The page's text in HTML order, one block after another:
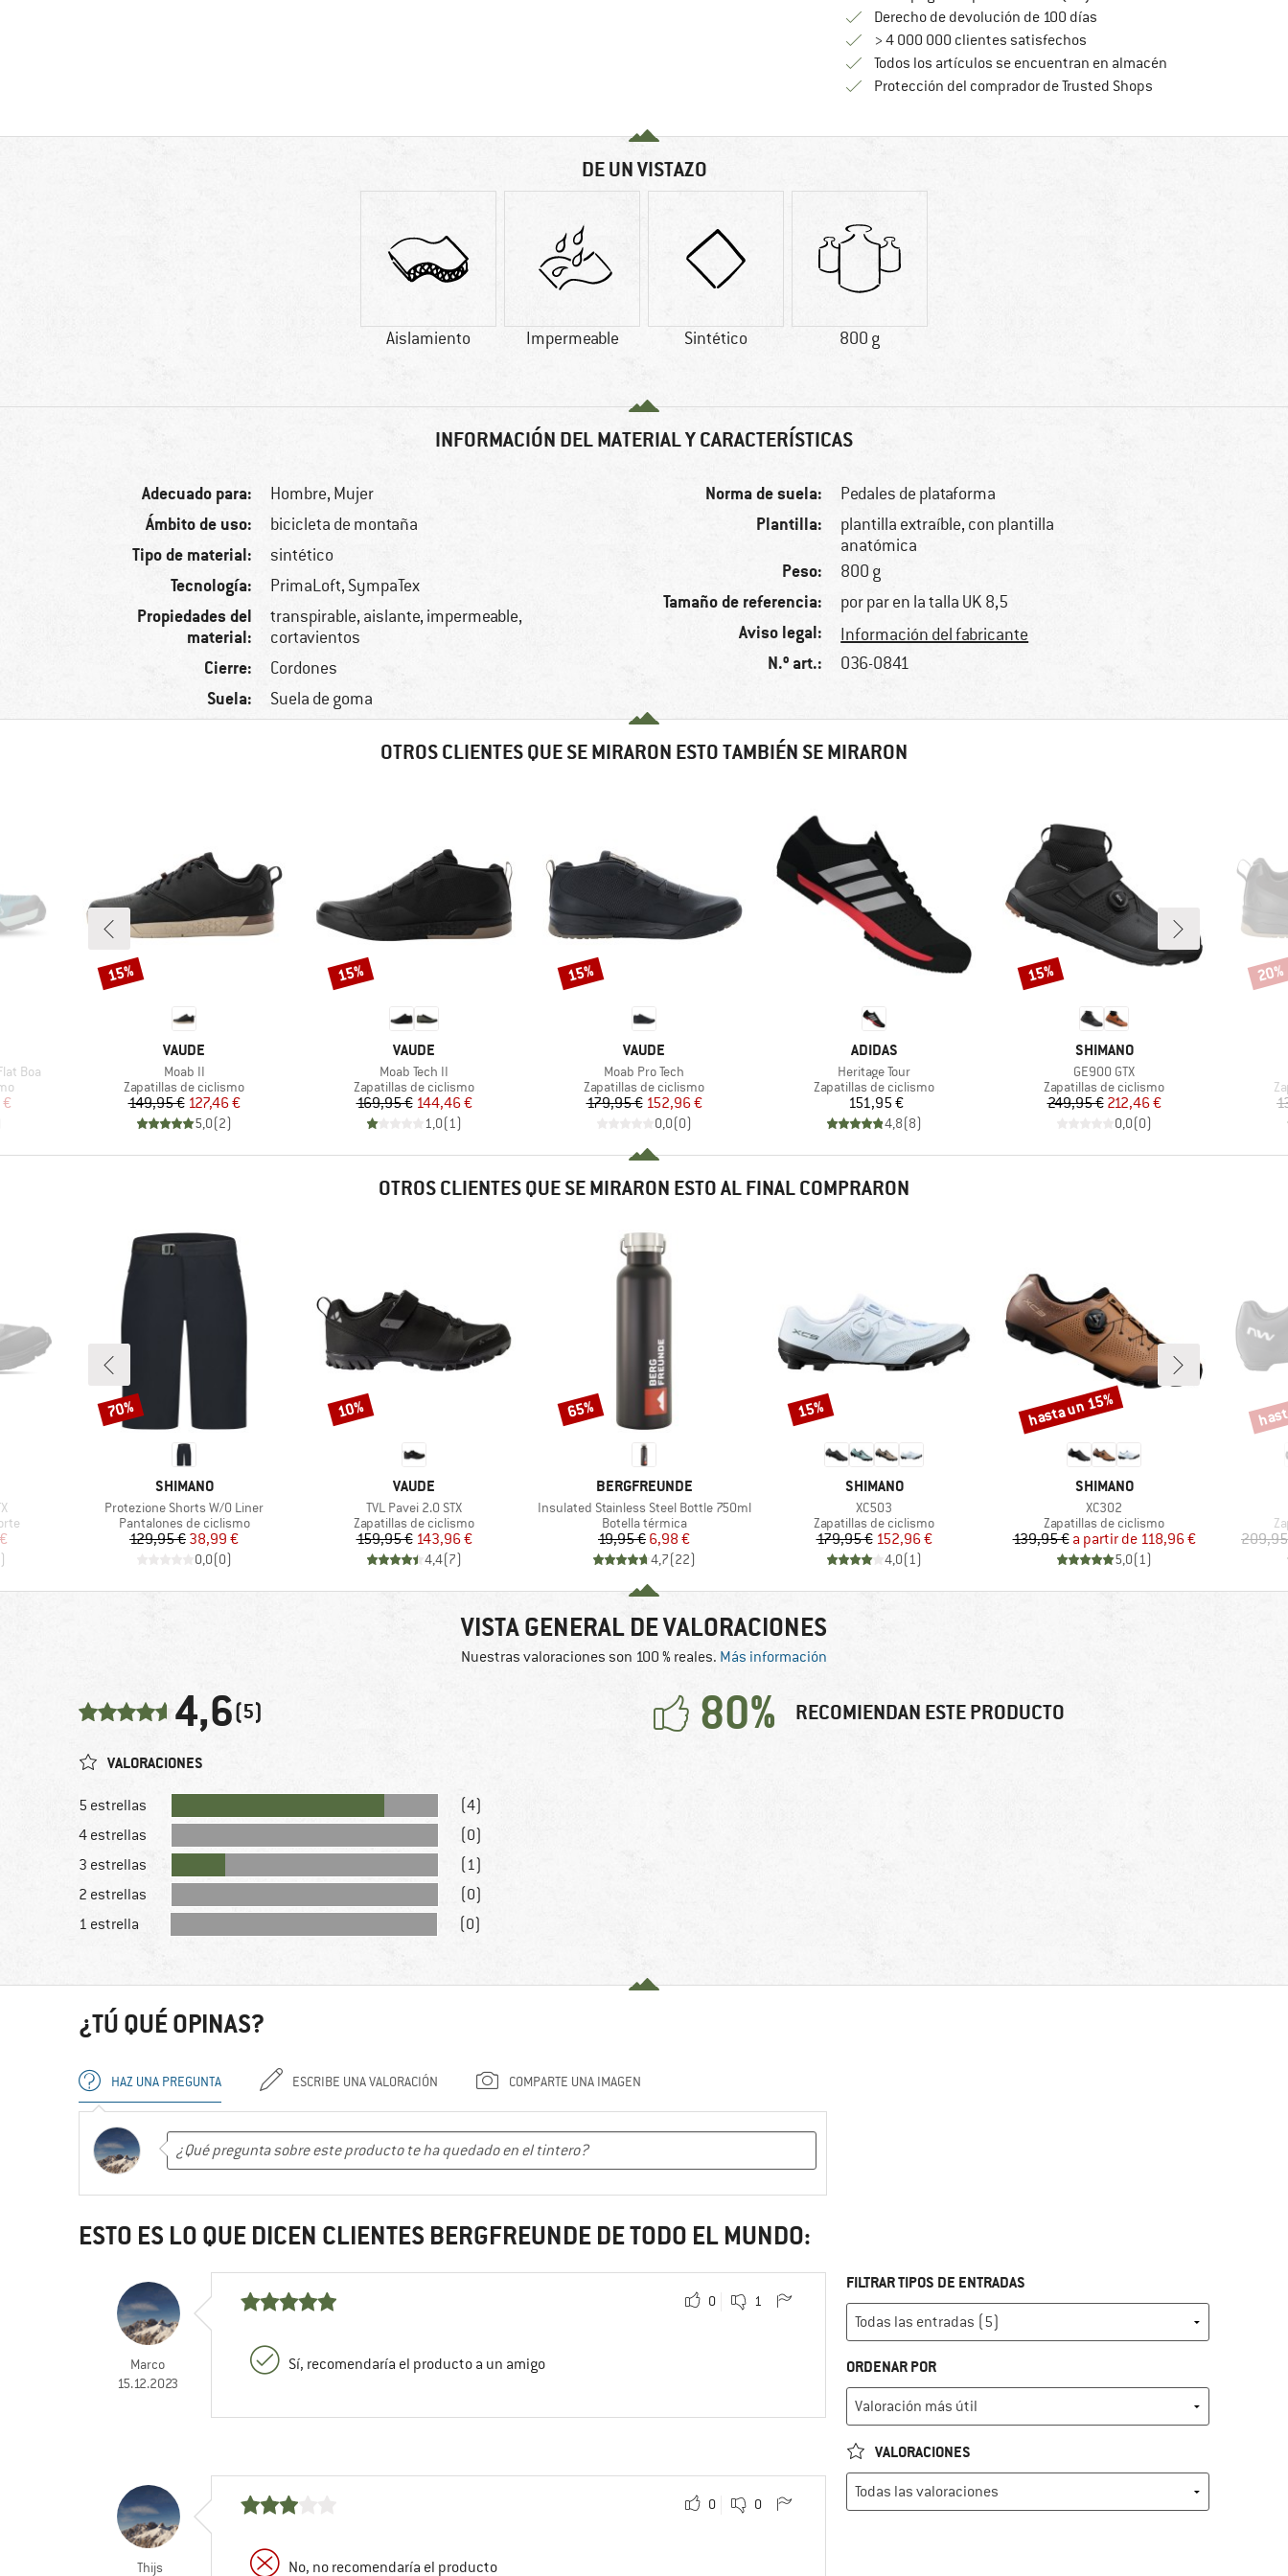
Derecho de devolución de 100 díasvaya a la política de
> 4 000 000 clientes satisfechos
Todos los artículos se encuentran en almacén
Protección del comprador de Trusted Shops¡toda la información
DE UN VISTAZO
Aislamiento Impermeable Sintético 800 g
INFORMACIÓN DEL MATERIAL Y CARACTERÍSTICAS
Adecuado para: Hombre, Mujer
Ámbito de uso: bicicleta de montaña
Tipo de material: sintético
Tecnología: PrimaLoft, SympaTex
Propiedades del
material:
transpirable, aislante, impermeable,
cortavientos
Cierre: Cordones
Suela: Suela de goma
Norma de suela: Pedales de plataforma
Plantilla:
plantilla extraíble, con plantilla
anatómica
Peso: 800 g
Tamaño de referencia: por par en la talla UK 8,5
Aviso legal: Información del fabricante
N.º art.: 036-0841
OTROS CLIENTES QUE SE MIRARON ESTO TAMBIÉN SE MIRARON
Boa
MARCA
VAUDE
Artículo
Moab II
Product group
Zapatillas de ciclismo
Precio
149,95 €Precio reducido
127,46 €
5,0(2)
Descuento
15%
MARCA
VAUDE
Artículo
Moab Tech II
Product group
Zapatillas de ciclismo
Precio
169,95 €Precio reducido
144,46 €
1,0(1)
Descuento
15%
MARCA
VAUDE
Artículo
Moab Pro Tech
Product group
Zapatillas de ciclismo
Precio
179,95 €Precio reducido
152,96 €
0,0(0)
Descuento
15%
MARCA
ADIDAS
Artículo
Heritage Tour
Product group
Zapatillas de ciclismo
Precio
151,95 €
4,8(8)
MARCA
SHIMANO
Artículo
GE900 GTX
Product group
Zapatillas de ciclismo
Precio
249,95 €Precio reducido
212,46 €
0,0(0)
Descuento
15% 20%
OTROS CLIENTES QUE SE MIRARON ESTO AL FINAL COMPRARON
)
MARCA
SHIMANO
Artículo
Protezione Shorts W/O Liner
Product group
Pantalones de ciclismo
Precio
129,95 €Precio reducido
38,99 €
0,0(0)
Descuento
70%
MARCA
VAUDE
Artículo
TVL Pavei 2.0 STX
Product group
Zapatillas de ciclismo
Precio
159,95 €Precio reducido
143,96 €
4,4(7)
Descuento
10%
MARCA
BERGFREUNDE
Artículo
Insulated Stainless Steel Bottle 750ml
Product group
Botella térmica
Precio
19,95 €Precio reducido
6,98 €
4,7(22)
Descuento
65%
MARCA
SHIMANO
Artículo
XC503
Product group
Zapatillas de ciclismo
Precio
179,95 €Precio reducido
152,96 €
4,0(1)
Descuento
15%
MARCA
SHIMANO
Artículo
XC302
Product group
Zapatillas de ciclismo
Precio
139,95 € Precio reducido
a partir de 118,96 €
5,0(1)
Descuento
hasta un 15%
VISTA GENERAL DE VALORACIONES
Nuestras valoraciones son 100 % reales. Más información
4,6(5) 80% RECOMIENDAN ESTE PRODUCTO
VALORACIONES
5 estrellas
(4)
4 estrellas
(0)
3 estrellas
(1)
2 estrellas
(0)
1 estrella
(0)
¿TÚ QUÉ OPINAS?
HAZ UNA PREGUNTA ESCRIBE UNA VALORACIÓN COMPARTE UNA IMAGEN
ESTO ES LO QUE DICEN CLIENTES BERGFREUNDE DE TODO EL MUNDO:
Marco
15.12.2023
0 1
Sí, recomendaría el producto a un amigo
Thijs
0 0
No, no recomendaría el producto
FILTRAR TIPOS DE ENTRADAS
ORDENAR POR
VALORACIONES